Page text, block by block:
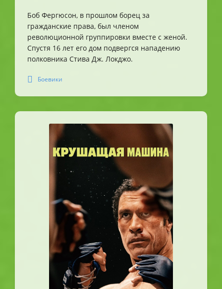
Боб Фергюсон, в прошлом борец за
гражданские права, был членом
революционной группировки вместе с женой.
Спустя 16 лет его дом подвергся нападению
полковника Стива Дж. Локджо.
Боевики